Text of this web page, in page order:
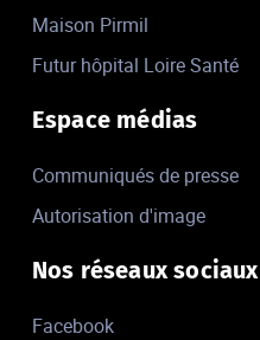
Maison Pirmil
Futur hôpital Loire Santé
Espace médias
Communiqués de presse
Autorisation d'image
Nos réseaux sociaux
Facebook